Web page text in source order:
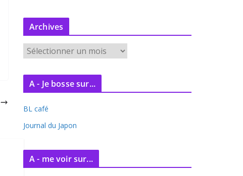
Archives
r
c
v
e
A - Je bosse sur...
BL café
Journal du Japon
A - me voir sur...